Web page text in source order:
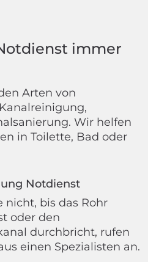
immer
Arten von
Wir helfen
in Toilette, Bad oder
Notdienst
nicht, bis das Rohr
oder den
durchbricht, rufen
einen Spezialisten an.